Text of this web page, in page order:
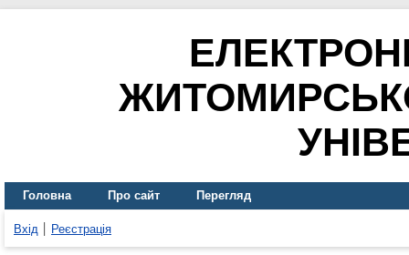
Головна Про сайт Перегляд
Вхід Реєстрація